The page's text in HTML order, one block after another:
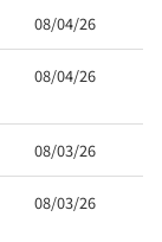
08/04/26
08/04/26
08/03/26
08/03/26